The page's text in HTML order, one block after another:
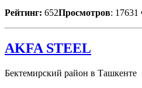
Рейтинг: 652Просмотров: 17631
AKFA STEEL
Бектемирский район в Ташкенте